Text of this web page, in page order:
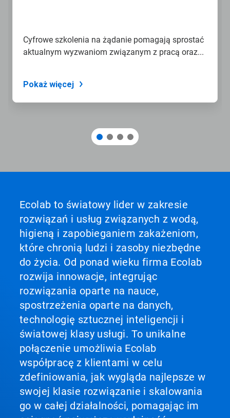
slajdu.Cyfrowe szkolenia na żądanie pomagają sprostać
aktualnym wyzwaniom związanym z pracą oraz...
Pokaż więcej
Ecolab to światowy lider w zakresie
rozwiązań i usług związanych z wodą,
higieną i zapobieganiem zakażeniom,
które chronią ludzi i zasoby niezbędne
do życia. Od ponad wieku firma Ecolab
rozwija innowacje, integrując
rozwiązania oparte na nauce,
spostrzeżenia oparte na danych,
technologię sztucznej inteligencji i
światowej klasy usługi. To unikalne
połączenie umożliwia Ecolab
współpracę z klientami w celu
zdefiniowania, jak wygląda najlepsze w
swojej klasie rozwiązanie i skalowania
go w całej działalności, pomagając im